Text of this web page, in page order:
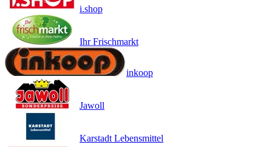
i.shop
Ihr Frischmarkt
inkoop
Jawoll
Karstadt Lebensmittel